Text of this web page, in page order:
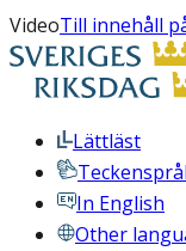
VideoTill innehåll
Lättläst
In English
Other